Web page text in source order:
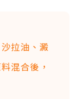
拉油、澱
混合後，